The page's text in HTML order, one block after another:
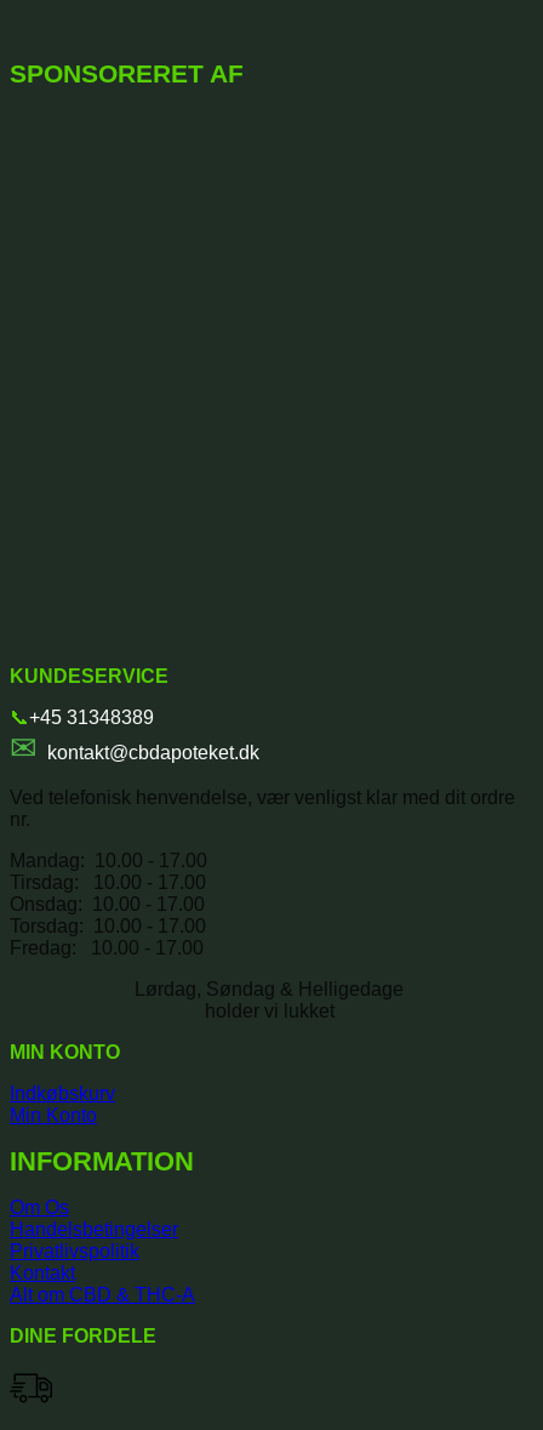
SPONSORERET AF
KUNDESERVICE
📞+45 31348389
✉ kontakt@cbdapoteket.dk
Ved telefonisk henvendelse, vær venligst klar med dit ordre
nr.
Mandag: 10.00 - 17.00
Tirsdag: 10.00 - 17.00
Onsdag: 10.00 - 17.00
Torsdag: 10.00 - 17.00
Fredag: 10.00 - 17.00
Lørdag, Søndag & Helligedage
holder vi lukket
MIN KONTO
Indkøbskurv
Min Konto
INFORMATION
Om Os
Handelsbetingelser
Privatlivspolitik
Kontakt
Alt om CBD & THC-A
DINE FORDELE